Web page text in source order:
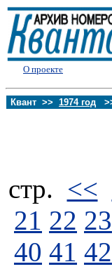
О проекте
Квант >> 1974 год
стp. <<
21 22 23
40 41 42